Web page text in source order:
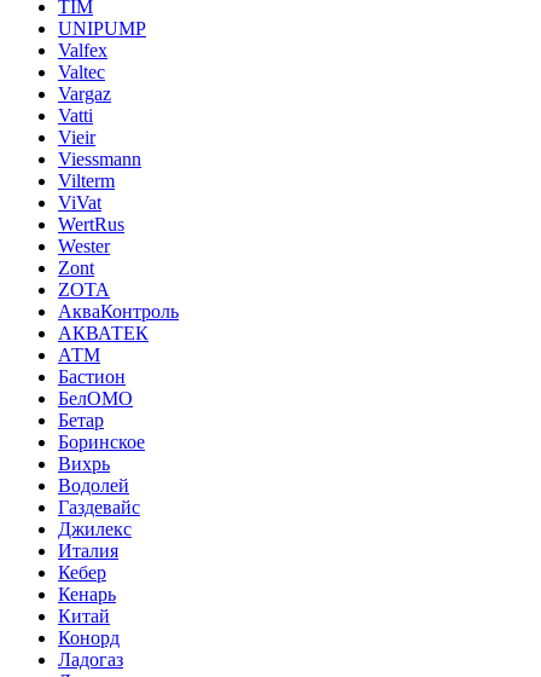
TIM
UNIPUMP
Valfex
Valtec
Vargaz
Vatti
Vieir
Viessmann
Vilterm
ViVat
WertRus
Wester
Zont
ZOTA
АкваКонтроль
АКВАТЕК
АТМ
Бастион
БелОМО
Бетар
Боринское
Вихрь
Водолей
Газдевайс
Джилекс
Италия
Кебер
Кенарь
Китай
Конорд
Ладогаз